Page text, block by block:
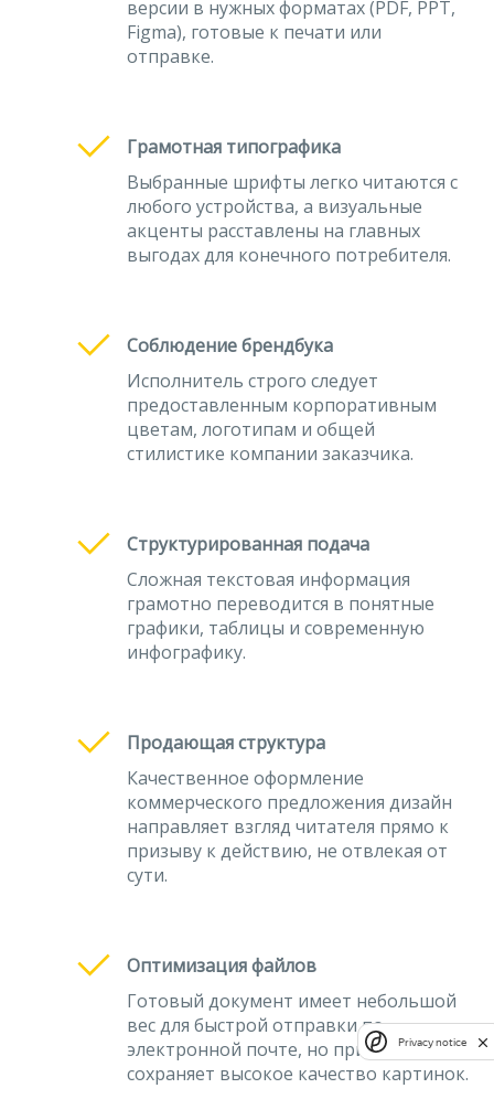
версии в нужных форматах (PDF, PPT,
Figma), готовые к печати или
отправке.
Грамотная типографика
Выбранные шрифты легко читаются с
любого устройства, а визуальные
акценты расставлены на главных
выгодах для конечного потребителя.
Соблюдение брендбука
Исполнитель строго следует
предоставленным корпоративным
цветам, логотипам и общей
стилистике компании заказчика.
Структурированная подача
Сложная текстовая информация
грамотно переводится в понятные
графики, таблицы и современную
инфографику.
Продающая структура
Качественное оформление
коммерческого предложения дизайн
направляет взгляд читателя прямо к
призыву к действию, не отвлекая от
сути.
Оптимизация файлов
Готовый документ имеет небольшой
вес для быстрой отправки по
электронной почте, но при этом
сохраняет высокое качество картинок.
Privacy notice